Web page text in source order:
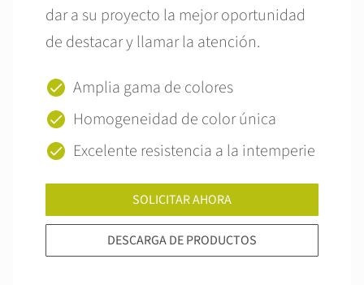
dar a su proyecto la mejor oportunidad
de destacar y llamar la atención.
Amplia gama de colores
Homogeneidad de color única
Excelente resistencia a la intemperie
SOLICITAR AHORA
DESCARGA DE PRODUCTOS